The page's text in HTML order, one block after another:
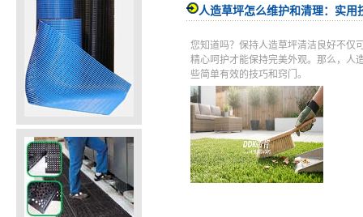
人造草坪怎么维护和清理：实用
您知道吗？保持人造草坪清洁良好不仅
精心呵护才能保持完美外观。那么，人
些简单有效的技巧和窍门。